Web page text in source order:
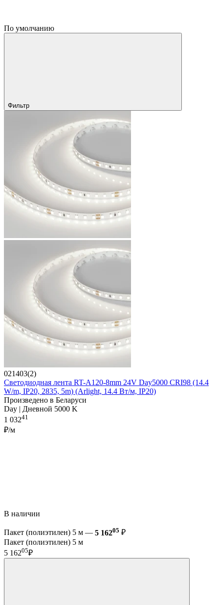
По умолчанию
Фильтр
021403(2)
Светодиодная лента RT-A120-8mm 24V Day5000 CRI98 (14.4
W/m, IP20, 2835, 5m) (Arlight, 14.4 Вт/м, IP20)
Произведено в Беларуси
Day | Дневной 5000 K
1 03241
₽/м
В наличии
Пакет (полиэтилен) 5 м — 5 16205 ₽
Пакет (полиэтилен) 5 м
5 16205₽